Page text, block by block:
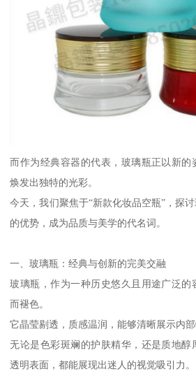
而作为经典容器的代表，玻璃瓶正以新的
焕发出独特的光彩。
今天，我们聚焦于“新款化妆品空瓶”，探
的优势，成为品质与美学的代名词。
一、玻璃瓶：经典与创新的完美交融
玻璃瓶，作为一种历史悠久且用途广泛的
而褪色。
它晶莹剔透，质感温润，能够清晰展示内部
无论是色彩斑斓的护肤精华，还是质地醇
透明表面，都能展现出迷人的视觉吸引力。